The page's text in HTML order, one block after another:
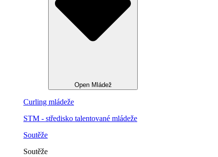
Open Mládež
Curling mládeže
STM - středisko talentované mládeže
Soutěže
Soutěže